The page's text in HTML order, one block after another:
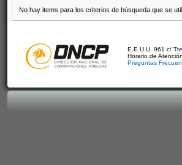
No hay items para los criterios de búsqueda que se
E.E.U.U. 961 c/
Horario de
Preguntas